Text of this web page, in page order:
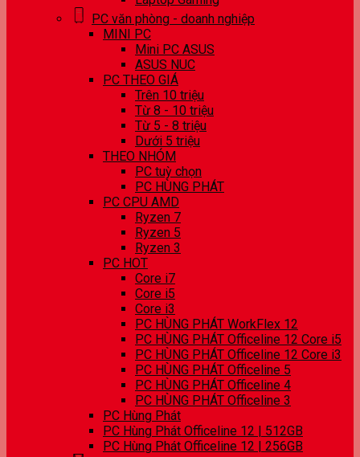
PC văn phòng - doanh nghiệp
MINI PC
Mini PC ASUS
ASUS NUC
PC THEO GIÁ
Trên 10 triệu
Từ 8 - 10 triệu
Từ 5 - 8 triệu
Dưới 5 triệu
THEO NHÓM
PC tuỳ chọn
PC HÙNG PHÁT
PC CPU AMD
Ryzen 7
Ryzen 5
Ryzen 3
PC HOT
Core i7
Core i5
Core i3
PC HÙNG PHÁT WorkFlex 12
PC HÙNG PHÁT Officeline 12 Core i5
PC HÙNG PHÁT Officeline 12 Core i3
PC HÙNG PHÁT Officeline 5
PC HÙNG PHÁT Officeline 4
PC HÙNG PHÁT Officeline 3
PC Hùng Phát
PC Hùng Phát Officeline 12 | 512GB
PC Hùng Phát Officeline 12 | 256GB